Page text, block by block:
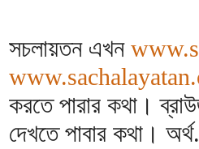
সচলায়তন এখন
করতে পারার কথা।
দেখতে পাবার কথা।